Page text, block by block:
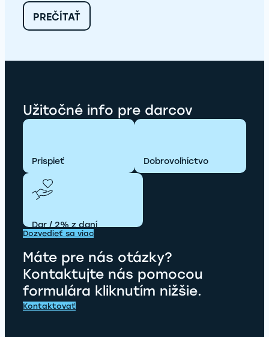
SPIŠ,
GEMER-
HONT,
PREČÍTAŤ:
TEHLIČKU
K
Užitočné info pre darcov
Prispieť Dobrovoľníctvo
Dar / 2% z daní
Dozvedieť sa viac
Máte pre nás otázky?
Kontaktujte nás pomocou
formulára kliknutím nižšie.
Kontaktovať